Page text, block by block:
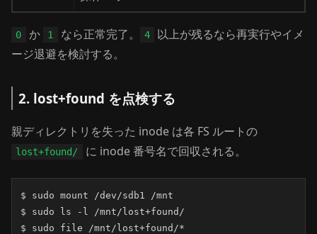
0 か 1 なら正常完了。 4
以上が残るなら再実行やイメ
ージ退避を検討する。
2. lost+found を点検する
親ディレクトリを失った inode は各 FS ルートの
lost+found/ に inode 番号名で回収される。
$ sudo mount /dev/sdb1 /mnt
$ sudo ls -l /mnt/lost+found/
$ sudo file /mnt/lost+found/*